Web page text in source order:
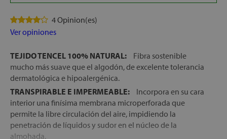
4 Opinion(es)
Ver opiniones
TEJIDO TENCEL 100% NATURAL:
Fibra sostenible
mucho más suave que el algodón, de excelente tolerancia
dermatológica e hipoalergénica.
TRANSPIRABLE E IMPERMEABLE:
Incorpora en su cara
interior una finísima membrana microperforada que
permite la libre circulación del aire, impidiendo la
penetración de líquidos y sudor en el núcleo de la
almohada.